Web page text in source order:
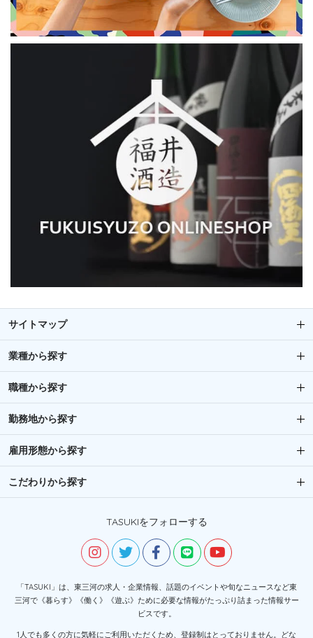
サイトマップ
業種から探す
職種から探す
勤務地から探す
雇用形態から探す
こだわりから探す
TASUKIをフォローする
「TASUKI」は、東三河の求人・企業情報、話題のイベントや旬なニュースなど東
三河で《暮らす》《働く》《遊ぶ》ために必要な情報がたっぷり詰まった情報サー
ビスです。
1人でも多くの方に気軽にご利用いただくため、登録制はとっておりません。どな